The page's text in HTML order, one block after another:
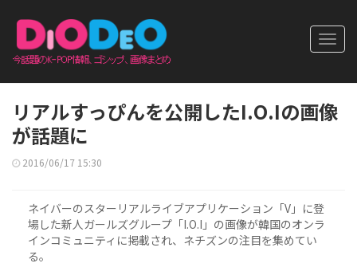
リアルすっぴんを公開したI.O.Iの画像
が話題に
2016/06/17 15:30
ネイバーのスターリアルライブアプリケーション「V」に登
場した新人ガールズグループ「I.O.I」の画像が韓国のオンラ
インコミュニティに掲載され、ネチズンの注目を集めてい
る。